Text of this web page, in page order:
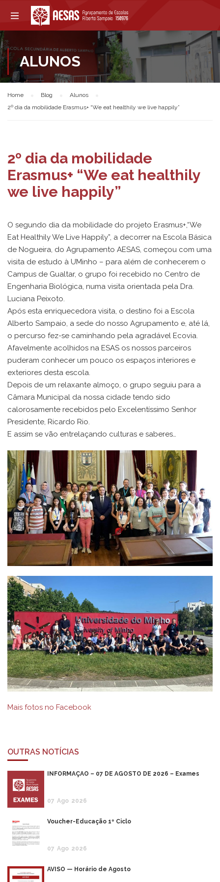
ALUNOS
Home Blog
Alunos
2º dia da mobilidade Erasmus+ “We eat healthily we live happily”
2º dia da mobilidade
Erasmus+ “We eat healthily
we live happily”
O segundo dia da mobilidade do projeto Erasmus+,“We
Eat Healthily We Live Happily”, a decorrer na Escola Básica
de Nogueira, do Agrupamento AESAS, começou com uma
visita de estudo à UMinho – para além de conhecerem o
Campus de Gualtar, o grupo foi recebido no Centro de
Engenharia Biológica, numa visita orientada pela Dra.
Luciana Peixoto.
Após esta enriquecedora visita, o destino foi a Escola
Alberto Sampaio, a sede do nosso Agrupamento e, até lá,
o percurso fez-se caminhando pela agradável Ecovia.
Afavelmente acolhidos na ESAS os nossos parceiros
puderam conhecer um pouco os espaços interiores e
exteriores desta escola.
Depois de um relaxante almoço, o grupo seguiu para a
Câmara Municipal da nossa cidade tendo sido
calorosamente recebidos pelo Excelentíssimo Senhor
Presidente, Ricardo Rio.
E assim se vão entrelaçando culturas e saberes…
Mais fotos no Facebook
OUTRAS NOTÍCIAS
INFORMAÇÃO – 07 DE AGOSTO DE 2026 – Exames
07 Ago 2026
Voucher-Educação 1º Ciclo
07 Ago 2026
AVISO — Horário de Agosto